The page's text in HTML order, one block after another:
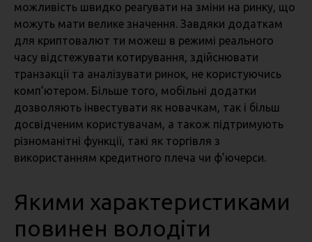
можливість швидко реагувати на зміни на ринку, що
можуть мати велике значення. Завдяки додаткам
для криптовалют ти можеш в режимі реального
часу відстежувати котирування, здійснювати
транзакції та аналізувати ринок, не користуючись
комп’ютером. Більше того, мобільні додатки
дозволяють інвестувати як новачкам, так і більш
досвідченим користувачам, а також підтримують
різноманітні функції, такі як торгівля з
використанням кредитного плеча чи ф’ючерси.
Якими характеристиками
повинен володіти